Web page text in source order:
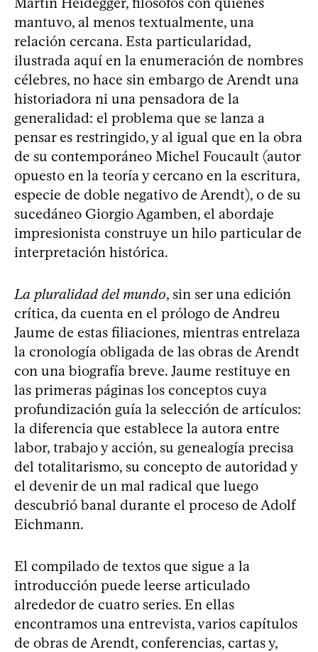
mantuvo, al menos textualmente, una
relación cercana. Esta particularidad,
ilustrada aquí en la enumeración de nombres
célebres, no hace sin embargo de Arendt una
historiadora ni una pensadora de la
generalidad: el problema que se lanza a
pensar es restringido, y al igual que en la obra
de su contemporáneo Michel Foucault (autor
opuesto en la teoría y cercano en la escritura,
especie de doble negativo de Arendt), o de su
sucedáneo Giorgio Agamben, el abordaje
impresionista construye un hilo particular de
interpretación histórica.
La pluralidad del mundo, sin ser una edición
crítica, da cuenta en el prólogo de Andreu
Jaume de estas filiaciones, mientras entrelaza
la cronología obligada de las obras de Arendt
con una biografía breve. Jaume restituye en
las primeras páginas los conceptos cuya
profundización guía la selección de artículos:
la diferencia que establece la autora entre
labor, trabajo y acción, su genealogía precisa
del totalitarismo, su concepto de autoridad y
el devenir de un mal radical que luego
descubrió banal durante el proceso de Adolf
Eichmann.
El compilado de textos que sigue a la
introducción puede leerse articulado
alrededor de cuatro series. En ellas
encontramos una entrevista, varios capítulos
de obras de Arendt, conferencias, cartas y,